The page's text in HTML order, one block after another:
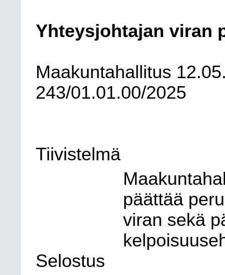
Yhteysjohtajan viran
Maakuntahallitus
243/01.01.00/2025
Tiivistelmä
päättää
viran sekä
Selostus